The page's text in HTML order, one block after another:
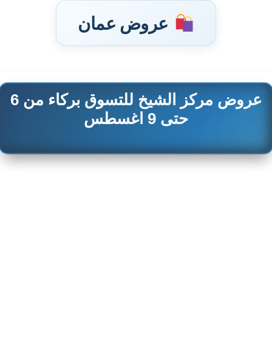
عروض عمان
تخطى
عروض مركز الشيخ للتسوق بركاء من 6
حتى 9 اغسطس